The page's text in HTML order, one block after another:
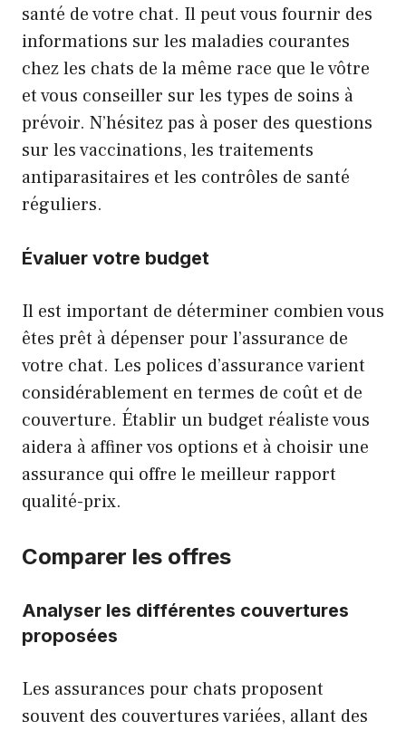
santé de votre chat. Il peut vous fournir des
informations sur les maladies courantes
chez les chats de la même race que le vôtre
et vous conseiller sur les types de soins à
prévoir. N’hésitez pas à poser des questions
sur les vaccinations, les traitements
antiparasitaires et les contrôles de santé
réguliers.
Évaluer votre budget
Il est important de déterminer combien vous
êtes prêt à dépenser pour l’assurance de
votre chat. Les polices d’assurance varient
considérablement en termes de coût et de
couverture. Établir un budget réaliste vous
aidera à affiner vos options et à choisir une
assurance qui offre le meilleur rapport
qualité-prix.
Comparer les offres
Analyser les différentes couvertures
proposées
Les assurances pour chats proposent
souvent des couvertures variées, allant des